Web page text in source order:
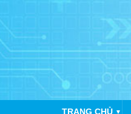
TRANG CHỦ ▼